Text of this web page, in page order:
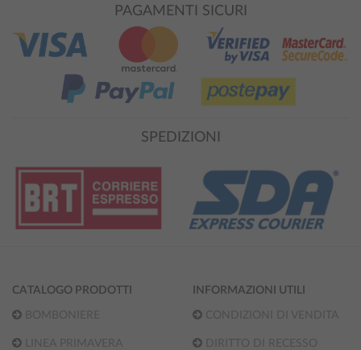
PAGAMENTI SICURI
SPEDIZIONI
CATALOGO PRODOTTI
BOMBONIERE
LINEA PRIMAVERA
INFORMAZIONI UTILI
CONDIZIONI DI VENDITA
DIRITTO DI RECESSO